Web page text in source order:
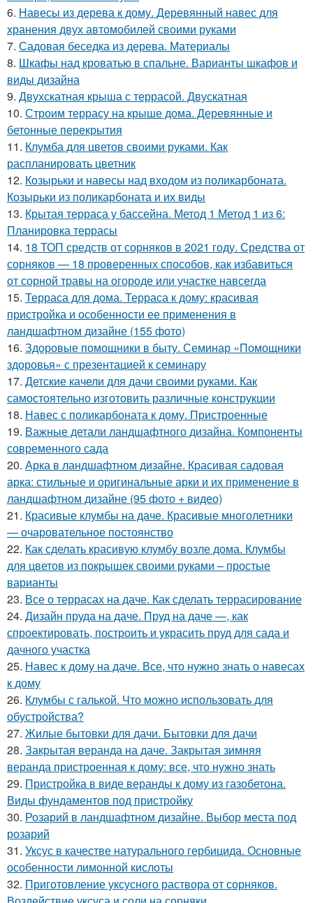
6. Навесы из дерева к дому. Деревянный навес для
хранения двух автомобилей своими руками
7. Садовая беседка из дерева. Материалы
8. Шкафы над кроватью в спальне. Варианты шкафов и
виды дизайна
9. Двухскатная крыша с террасой. Двускатная
10. Строим террасу на крыше дома. Деревянные и
бетонные перекрытия
11. Клумба для цветов своими руками. Как
распланировать цветник
12. Козырьки и навесы над входом из поликарбоната.
Козырьки из поликарбоната и их виды
13. Крытая терраса у бассейна. Метод 1 Метод 1 из 6:
Планировка террасы
14. 18 ТОП средств от сорняков в 2021 году. Средства от
сорняков — 18 проверенных способов, как избавиться
от сорной травы на огороде или участке навсегда
15. Терраса для дома. Терраса к дому: красивая
пристройка и особенности ее применения в
ландшафтном дизайне (155 фото)
16. Здоровые помощники в быту. Семинар «Помощники
здоровья» с презентацией к семинару
17. Детские качели для дачи своими руками. Как
самостоятельно изготовить различные конструкции
18. Навес с поликарбоната к дому. Пристроенные
19. Важные детали ландшафтного дизайна. Компоненты
современного сада
20. Арка в ландшафтном дизайне. Красивая садовая
арка: стильные и оригинальные арки и их применение в
ландшафтном дизайне (95 фото + видео)
21. Красивые клумбы на даче. Красивые многолетники
— очаровательное постоянство
22. Как сделать красивую клумбу возле дома. Клумбы
для цветов из покрышек своими руками – простые
варианты
23. Все о террасах на даче. Как сделать террасирование
24. Дизайн пруда на даче. Пруд на даче —, как
спроектировать, построить и украсить пруд для сада и
дачного участка
25. Навес к дому на даче. Все, что нужно знать о навесах
к дому
26. Клумбы с галькой. Что можно использовать для
обустройства?
27. Жилые бытовки для дачи. Бытовки для дачи
28. Закрытая веранда на даче. Закрытая зимняя
веранда пристроенная к дому: все, что нужно знать
29. Пристройка в виде веранды к дому из газобетона.
Виды фундаментов под пристройку
30. Розарий в ландшафтном дизайне. Выбор места под
розарий
31. Уксус в качестве натурального гербицида. Основные
особенности лимонной кислоты
32. Приготовление уксусного раствора от сорняков.